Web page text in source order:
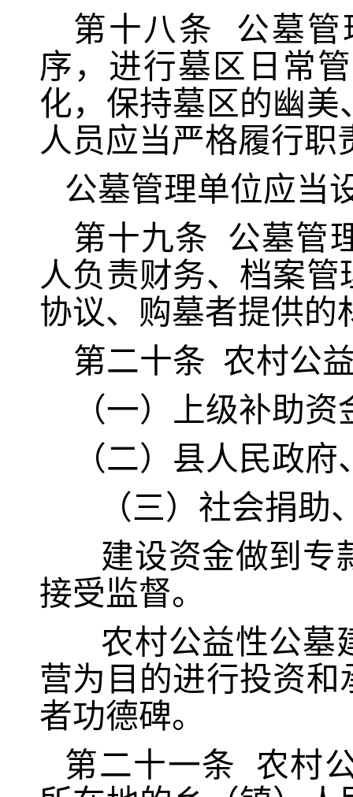
第十八条
公墓管
序，进行墓区日常
化，保持墓区的幽
人员应当严格履行
公墓管理单位应当
第十九条
公墓管
人负责财务、档案
协议、购墓者提供的
第二十条 农村公
（一）上级补助资
（二）县人民政
（三）社会捐助
建设资金做到专
接受监督。
农村公益性公墓
营为目的进行投资
者功德碑。
第二十一条
农村